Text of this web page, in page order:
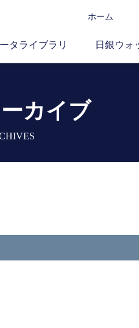
ホーム
タライブラリ 日銀ウォ
カイブ